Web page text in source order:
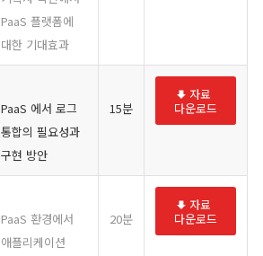
PaaS 플랫폼에
대한 기대효과
PaaS 에서 로그
통합의 필요성과
구현 방안
15분
자료
다운로드
PaaS 환경에서
애플리케이션
20분
자료
다운로드